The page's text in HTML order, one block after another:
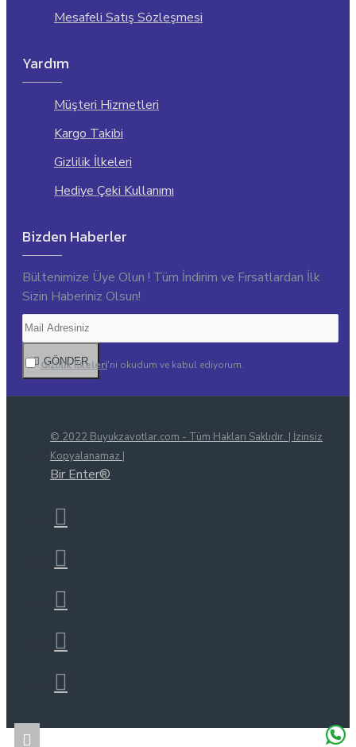
Mesafeli Satış Sözleşmesi
Yardım
Müşteri Hizmetleri
Kargo Takibi
Gizlilik İlkeleri
Hediye Çeki Kullanımı
Bizden Haberler
Bültenimize Üye Olun ! Tüm İndirim ve Fırsatlardan İlk
Sizin Haberiniz Olsun!
GÖNDER
Gizlilik İlkeleri'ni okudum ve kabul ediyorum.
© 2022 Buyukzavotlar.com - Tüm Hakları Saklıdır. | İzinsiz
Kopyalanamaz |
Bir Enter®